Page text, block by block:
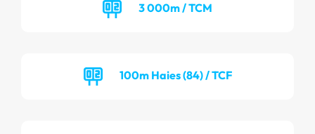
3 000m / TCM
100m Haies (84) / TCF